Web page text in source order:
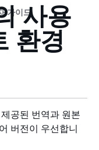
가이드사용
환경
공된 번역과 원본
버전이 우선합니